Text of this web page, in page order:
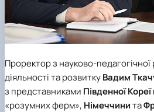
Проректор з науково-
діяльності та розвиткуВадим
з представниками Південної Кореї
«розумних ферм», Німеччинита